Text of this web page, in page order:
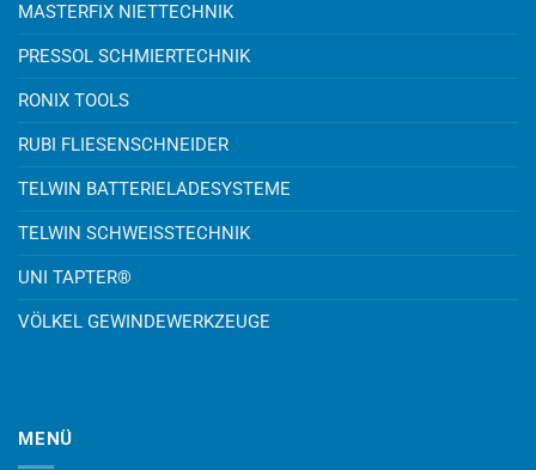
MASTERFIX NIETTECHNIK
PRESSOL SCHMIERTECHNIK
RONIX TOOLS
RUBI FLIESENSCHNEIDER
TELWIN BATTERIELADESYSTEME
TELWIN SCHWEISSTECHNIK
UNI TAPTER®
VÖLKEL GEWINDEWERKZEUGE
MENÜ